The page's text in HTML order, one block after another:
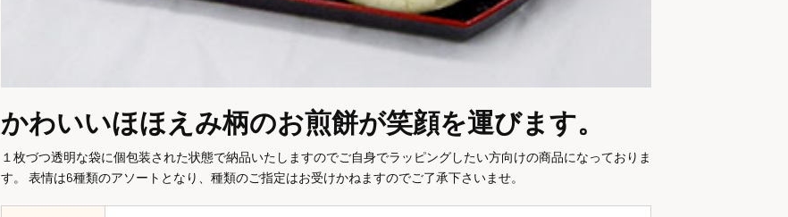
かわいいほほえみ柄のお煎餅が笑顔を運びます。
１枚づつ透明な袋に個包装された状態で納品いたしますのでご自身でラッピングしたい方向けの商品になっておりま
す。 表情は6種類のアソートとなり、種類のご指定はお受けかねますのでご了承下さいませ。